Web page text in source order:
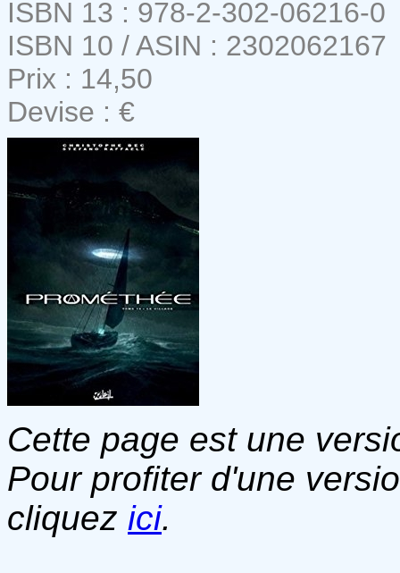
ISBN 13 : 978-2-302-06216-0
ISBN 10 / ASIN : 2302062167
Prix : 14,50
Devise : €
Cette page est une
Pour profiter d'une
cliquez ici.